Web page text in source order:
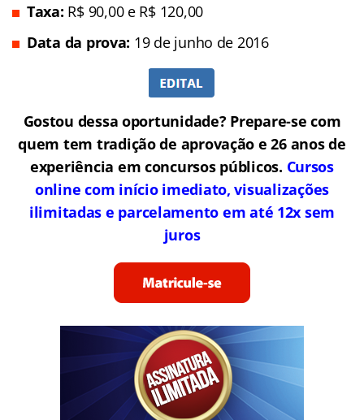
Taxa: R$ 90,00 e R$ 120,00
Data da prova: 19 de junho de 2016
Gostou dessa oportunidade? Prepare-se com
quem tem tradição de aprovação e 26 anos de
experiência em concursos públicos. Cursos
online com início imediato, visualizações
ilimitadas e parcelamento em até 12x sem
juros